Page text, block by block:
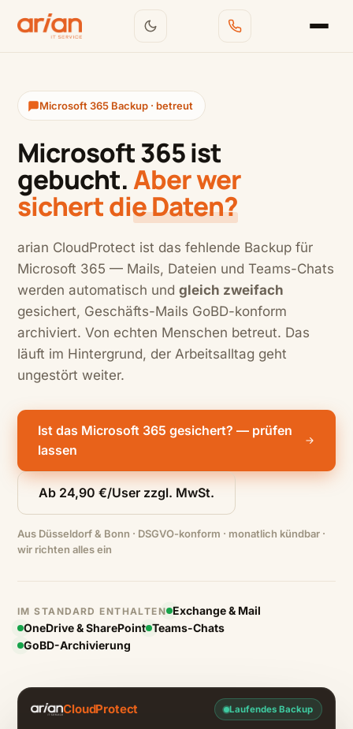
Microsoft 365 Backup · betreut
Microsoft 365 ist
gebucht.Aber wer
sichert die Daten?
arian CloudProtect ist das fehlende Backup für
Microsoft 365 — Mails, Dateien und Teams-Chats
werden automatisch und gleich zweifach
gesichert, Geschäfts-Mails GoBD-konform
archiviert. Von echten Menschen betreut. Das
läuft im Hintergrund, der Arbeitsalltag geht
ungestört weiter.
Ist das Microsoft 365 gesichert? — prüfen
lassen
Ab 24,90 €/User zzgl. MwSt.
Aus Düsseldorf & Bonn · DSGVO-konform · monatlich kündbar ·
wir richten alles ein
IM STANDARD ENTHALTEN Exchange & Mail
OneDrive & SharePoint Teams-Chats
GoBD-Archivierung
CloudProtect Laufendes Backup